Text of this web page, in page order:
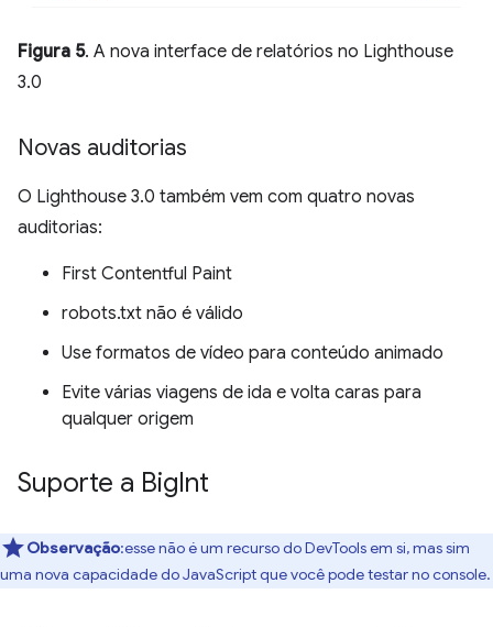
Figura 5. A nova interface de relatórios no Lighthouse
3.0
Novas auditorias
O Lighthouse 3.0 também vem com quatro novas
auditorias:
First Contentful Paint
robots.txt não é válido
Use formatos de vídeo para conteúdo animado
Evite várias viagens de ida e volta caras para
qualquer origem
Suporte a BigInt
Observação:esse não é um recurso do DevTools em si, mas sim
uma nova capacidade do JavaScript que você pode testar no console.